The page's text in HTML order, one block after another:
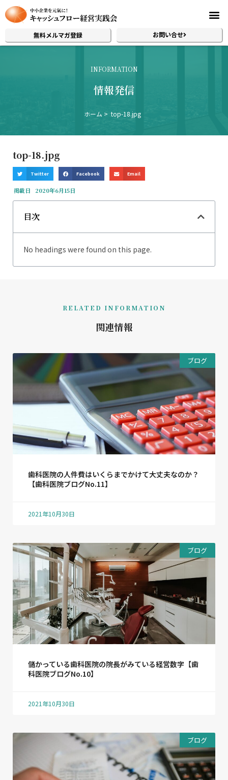
無料メルマガ登録 お問い合せ
INFORMATION
情報発信
ホーム top-18.jpg
top-18.jpg
Twitter Facebook Email
掲載日 2020年6月15日
目次
No headings were found on this page.
RELATED INFORMATION
関連情報
ブログ
歯科医院の人件費はいくらまでかけて大丈夫なのか？
【歯科医院ブログNo.11】
2021年10月30日
ブログ
儲かっている歯科医院の院長がみている経営数字【歯
科医院ブログNo.10】
2021年10月30日
ブログ